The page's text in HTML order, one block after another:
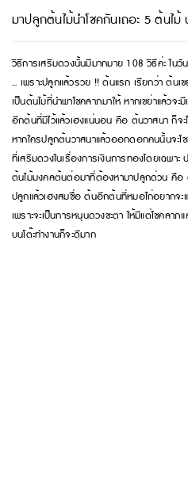
มาปลูกต้นไม้นำโชคกันเถอะ 5 ต้นไ
วิธีการเสริมดวงนั้นมีมากมาย 108 วิธีค่ะ ในวั
... เพราะปลูกแล้วรวย !! ต้นแรก เรียกว่า ต้นเ
เป็นต้นไม้ที่นำพาโชคลาภมาให้ หากเขย่าแล้วจ
อีกต้นที่มีไว้แล้วเฮงแน่นอน คือ ต้นวาสนา ก็จะ
หากใครปลูกต้นวาสนาแล้วออกดอกคนนั้นจะโ
ที่เสริมดวงในเรื่องการเงินการทองโดยเฉพาะ
ต้นไม้มงคลต้นต่อมาที่ต้องหามาปลูกด่วน คือ
ปลูกแล้วเฮงสมชื่อ ต้นอีกต้นที่หมอไก่อยากจ
เพราะจะเป็นการหนุนดวงชะตา ให้มีแต่โชคลา
บนโต๊ะทำงานก็จะดีมาก